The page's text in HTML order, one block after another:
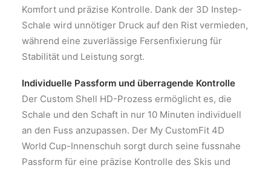
Komfort und präzise Kontrolle. Dank der 3D Instep-
Schale wird unnötiger Druck auf den Rist vermieden,
während eine zuverlässige Fersenfixierung für
Stabilität und Leistung sorgt.
Individuelle Passform und überragende Kontrolle
Der Custom Shell HD-Prozess ermöglicht es, die
Schale und den Schaft in nur 10 Minuten individuell
an den Fuss anzupassen. Der My CustomFit 4D
World Cup-Innenschuh sorgt durch seine fussnahe
Passform für eine präzise Kontrolle des Skis und